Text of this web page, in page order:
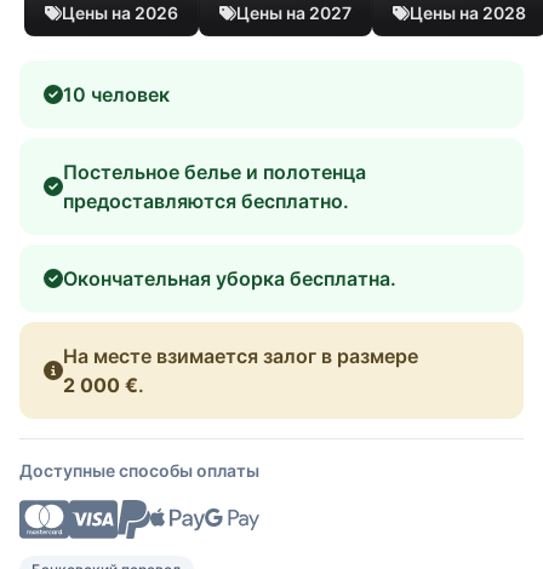
Цены на 2026 Цены на 2027 Цены на 2028
10 человек
Постельное белье и полотенца
предоставляются бесплатно.
Окончательная уборка бесплатна.
На месте взимается залог в размере
2 000 €.
Доступные способы оплаты